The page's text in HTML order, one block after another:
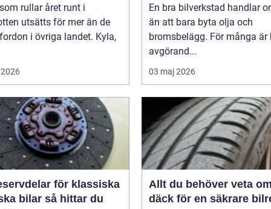
rullar året runt i
utsätts för mer än de
i övriga landet. Kyla,
En bra bilverkstad handlar
än att bara byta olja och
bromsbelägg. För många är
avgörand...
03 maj 2026
för klassiska
så hittar du
Allt du behöver veta
däck för en säkrare